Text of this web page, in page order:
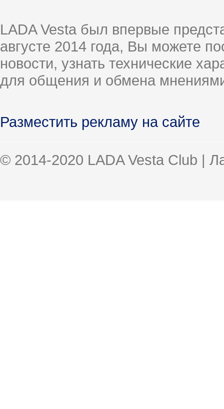
LADA Vesta был впервые
августе 2014 года, Вы можете
новости, узнать технические
для общения и обмена
Разместить рекламу на сайте
© 2014-2020 LADA Vesta Club |